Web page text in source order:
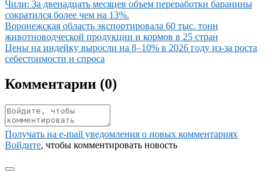
Иллюстрация новости
Чили: За двенадцать месяцев объем переработки баранины
сократился более чем на 13%.
Иллюстрация новости
Воронежская область экспортировала 60 тыс. тонн
животноводческой продукции и кормов в 25 стран
Иллюстрация новости
Цены на индейку выросли на 8–10% в 2026 году из-за роста
себестоимости и спроса
Комментарии (0)
Получать на e‑mail уведомления о новых комментариях
Войдите, чтобы комментировать новость